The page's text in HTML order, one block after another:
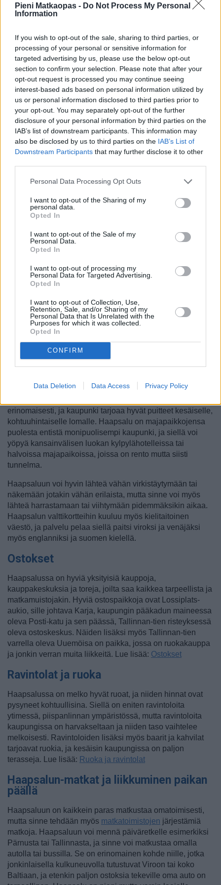
Pieni Matkaopas - Do Not Process My Personal
Information
If you wish to opt-out of the sale, sharing to third parties, or
processing of your personal or sensitive information for
targeted advertising by us, please use the below opt-out
section to confirm your selection. Please note that after your
opt-out request is processed you may continue seeing
interest-based ads based on personal information utilized by
us or personal information disclosed to third parties prior to
your opt-out. You may separately opt-out of the further
disclosure of your personal information by third parties on the
IAB’s list of downstream participants. This information may
also be disclosed by us to third parties on the IAB’s List of
Downstream Participants that may further disclose it to other
Personal Data Processing Opt Outs
I want to opt-out of the Sharing of my
personal data.
Opted In
I want to opt-out of the Sale of my
Personal Data.
Opted In
I want to opt-out of processing my
Personal Data for Targeted Advertising.
Opted In
I want to opt-out of Collection, Use,
Retention, Sale, and/or Sharing of my
Personal Data that Is Unrelated with the
Purposes for which it was collected.
Opted In
CONFIRM
Data Deletion Data Access Privacy Policy
mitä Haapsalusta kannattaa ostaa ja missä ostokset
kannattaa tehdä. Lisäksi kerrotaan tapahtumista,
ajanvietevinkkejä mm. kylpylöistä ja rantelämästä
kiinnostuneille. >> Tekemistä
2. Nähtävää
Nähtävää-osassa käydään läpi Haapsalua sekä sen
tarjontaa ja esitellään tärkeimpiä nähtävyyksiä kuten
rakennuksia, maamerkkejä, puistoja ja museoita.
>>Nähtävyydet
3. Selviytymisopas
taksilla. Lisäksi perehdytään alueen säähän ja ilmastoon ja
Haapsaluun. >>Selviytymisopas
Hotelli- ja aluevinkeissä kerrotaan niistä Haapsalun
alueista, jotka sijainniltaan ja palveluiltaan ovat parhaita
hotellille tai muulle majapaikalle. Lisäksi esitellään näiden
alueiden parhaita ja pidetyimpiä hotelleja ja muita
majapaikkoja. >>
Haapsalu matkakohteena
Haapsalun palvelut kaupoista ravintoloihin ovat ympäri
vuoden hyvät, ja siellä voi kesät talvet harrastaa
kaikenlaista lintujenbongauksesta tennikseen ja
keilaamiseen. Nähtävyyksien puolesta Haapsalu on
elämyksiä paitsi perheille myös muille.
erinomaisesti, ja kaupunki tarjoaa hyvät puitteet kesäiselle,
kohtuuhintaiselle lomalle. Haapsalu on majapaikkojensa
puolesta entistä monipuolisempi kaupunki, ja siellä voi
yöpyä kansainvälisen luokan kylpylähotelleissa tai
halvoissa majapaikoissa, joissa on rento mutta siisti
tunnelma.
Haapsaluun voi hyvin lähteä vähän virkistäytymään tai
näkemään jotakin vähän erilaista, mutta sinne voi myös
lähteä harrastamaan tai viihtymään pidemmäksikin aikaa.
Haapsalun valttikortteihin kuuluu myös kielitaitoinen
väestö, ja palvelu pelaa siellä paitsi viroksi ja venäjäksi
myös englanniksi ja suomen kielellä.
Ostokset
Haapsalussa on hyviä yksityisiä kauppoja,
kauppakeskuksia ja toreja, joilta saa kaikkea tarpeellista ja
matkamuistojakin. Hyviä ostospaikkoja ovat Lossiplats-
aukio, sille johtava Karja, kaupungin pääkadun maineessa
oleva Posti-katu ja sen päässä, Tallinnan-tien risteyksessä
oleva ostoskeskus. Näiden lisäksi myös Tallinnan-tien
varrella oleva Uuemöisa on paikka, jossa on ruokakauppa
ja jonkin verran muita liikkeitä. Lue lisää: Ostokset
Ravintolat ja ruoka
Haapsalussa on melko hyvät ruoat, ja niiden hinnat ovat
pysyneet kohtuullisina. Siellä on eniten ravintoloita
ytimessä, piispanlinnan ympäristössä, mutta ravintoloita
kaupungissa on harvakseltaan ja niiden taso vaihtelee
melkoisesti. Ravintoloiden lisäksi myös baarit ja kahvilat
tarjoavat ruokia, ja kesäisin kaupungissa on paljon
terasseja. Lue lisää: Ruoka ja ravintolat
Haapsalun-matkat ja liikkuminen paikan
päällä
Haapsaluun on kaikkein paras matkustaa omatoimisesti,
mutta sinne tehdään myös matkatoimistojen järjestämiä
matkoja. Haapsaluun voi mennä päiväretkelle esimerkiksi
Pärnusta tai Tallinnasta, ja sinne voi matkustaa omalla
autolla tai bussilla. Se on erinomainen kohde niille, jotka
jonkinlaisella kulkuneuvolla tutustuvat Viroon tai koko
Baltiaan, ja etenkin paljon ostoksia tekeville oma auto on